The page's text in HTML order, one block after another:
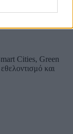
Cities, Green
και